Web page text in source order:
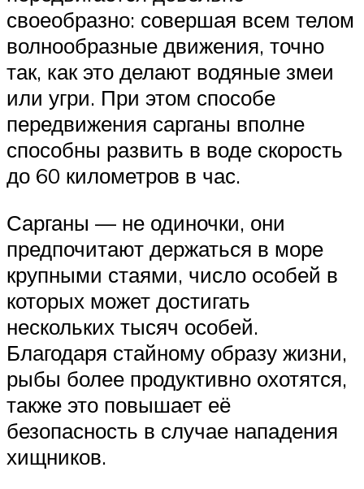
своеобразно: совершая всем телом
волнообразные движения, точно
так, как это делают водяные змеи
или угри. При этом способе
передвижения сарганы вполне
способны развить в воде скорость
до 60 километров в час.
Сарганы — не одиночки, они
предпочитают держаться в море
крупными стаями, число особей в
которых может достигать
нескольких тысяч особей.
Благодаря стайному образу жизни,
рыбы более продуктивно охотятся,
также это повышает её
безопасность в случае нападения
хищников.